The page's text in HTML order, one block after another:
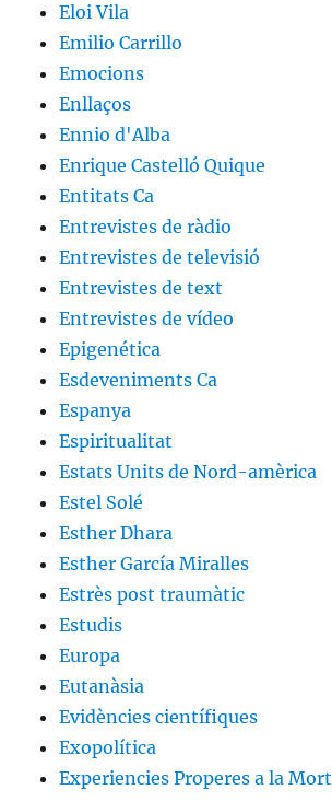
Eloi Vila
Emilio Carrillo
Emocions
Enllaços
Ennio d'Alba
Enrique Castelló Quique
Entitats Ca
Entrevistes de ràdio
Entrevistes de televisió
Entrevistes de text
Entrevistes de vídeo
Epigenética
Esdeveniments Ca
Espanya
Espiritualitat
Estats Units de Nord-amèrica
Estel Solé
Esther Dhara
Esther García Miralles
Estrès post traumàtic
Estudis
Europa
Eutanàsia
Evidències científiques
Exopolítica
Experiencies Properes a la Mort